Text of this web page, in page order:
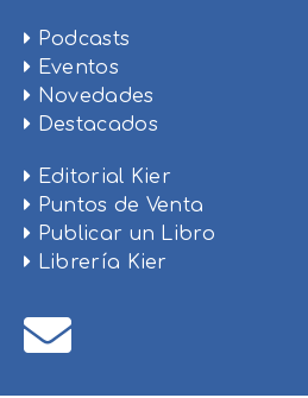
Podcasts
Eventos
Novedades
Destacados
Editorial Kier
Puntos de Venta
Publicar un Libro
Librería Kier